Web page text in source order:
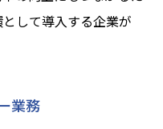
して導入する企業が
業務